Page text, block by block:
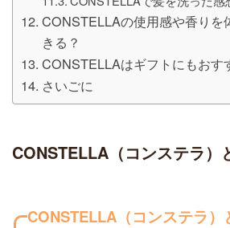
CONSTELLAの使用感や香りを
きる？
CONSTELLAはギフトにもおす
さいごに
CONSTELLA（コンステラ）
CONSTELLA（コンステラ）